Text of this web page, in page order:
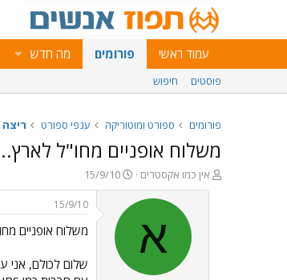
עמוד ראשי פורומים מה חדש
פוסטים חיפוש
פורומים ספורט ומוטוריקה ענפי ספורט ריצה
משלוח אופניים מחו"ל לארץ..
פ
ו
אין כמו אקסטרים
פ
ו
ס
ם
ב
ת
15/9/10
א
15/9/10
משלוח אופניים
שלום לכולם, אני